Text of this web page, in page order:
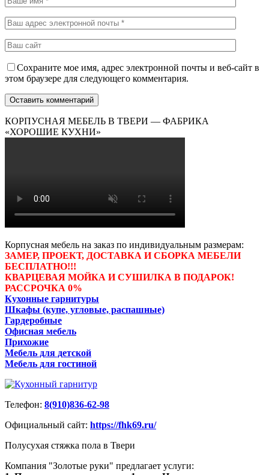
Сохраните мое имя, адрес электронной почты и веб-сайт в
этом браузере для следующего комментария.
КОРПУСНАЯ МЕБЕЛЬ В ТВЕРИ — ФАБРИКА
«ХОРОШИЕ КУХНИ»
Корпусная мебель на заказ по индивидуальным размерам:
ЗАМЕР, ПРОЕКТ, ДОСТАВКА И СБОРКА МЕБЕЛИ
БЕСПЛАТНО!!!
КВАРЦЕВАЯ МОЙКА И СУШИЛКА В ПОДАРОК!
РАССРОЧКА 0%
Кухонные гарнитуры
Шкафы (купе, угловые, распашные)
Гардеробные
Офисная мебель
Прихожие
Мебель для детской
Мебель для гостиной
Телефон: 8(910)836-62-98
Официальный сайт: https://fhk69.ru/
Полусухая стяжка пола в Твери
Компания "Золотые руки" предлагает услуги: